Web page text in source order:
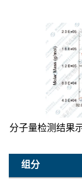
分子量检测结果
组分